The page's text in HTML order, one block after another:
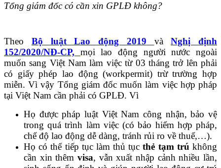
Tổng giám đốc có cần xin GPLĐ không?
Theo Bộ luật Lao động 2019 vàNghị định
152/2020/NĐ-CP, mọi lao động người nước ngoài
muốn sang Việt Nam làm việc từ 03 tháng trở lên phải
có giấy phép lao động (workpermit) trừ trường hợp
miễn. Vì vậy Tổng giám đốc muốn làm việc hợp pháp
tại Việt Nam cần phải có GPLĐ. Vì
Họ được pháp luật Việt Nam công nhận, bảo vệ
trong quá trình làm việc (có bảo hiểm hợp pháp,
chế độ lao động dễ dàng, tránh rủi ro về thuế,…).
Họ có thể tiếp tục làm thủ tục thẻ tạm trú không
cần xin thêm visa, vẫn xuất nhập cảnh nhiều lần,